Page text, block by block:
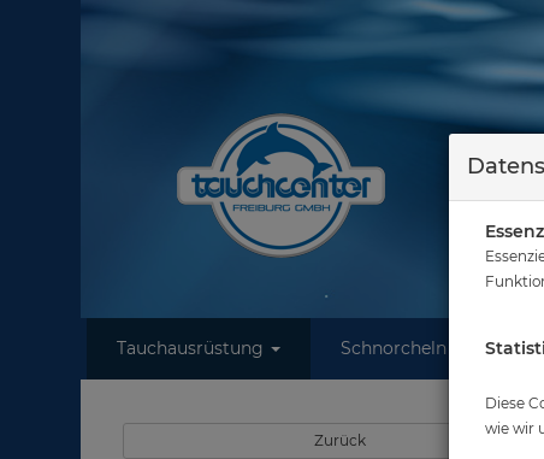
Tauchausrüstung Schnorcheln
Zurück
Diese
wie wir